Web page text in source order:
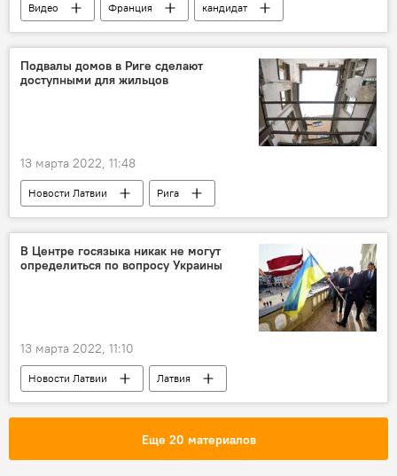
Видео Франция
кандидат
выборы президента
Подвалы домов в Риге сделают
доступными для жильцов
13 марта 2022, 11:48
Новости Латвии
Рига
Rīgas namu pārvaldnieks (RNP)
В Центре госязыка никак не могут
определиться по вопросу Украины
13 марта 2022, 11:10
Новости Латвии
Латвия
Центр госязыка
Украина
Еще 20 материалов